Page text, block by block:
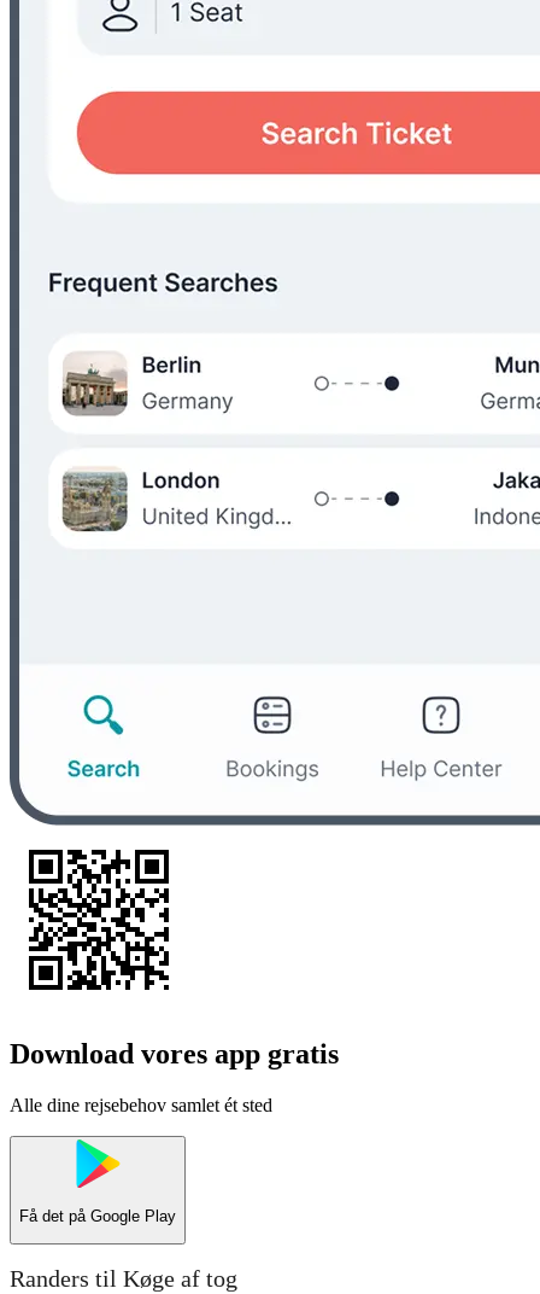
Download vores app gratis
Alle dine rejsebehov samlet ét sted
Få det på Google Play
Randers til Køge af tog